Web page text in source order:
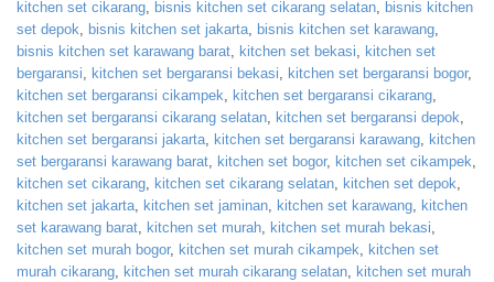
kitchen set cikarang, bisnis kitchen set cikarang selatan, bisnis kitchen
set depok, bisnis kitchen set jakarta, bisnis kitchen set karawang,
bisnis kitchen set karawang barat, kitchen set bekasi, kitchen set
bergaransi, kitchen set bergaransi bekasi, kitchen set bergaransi bogor,
kitchen set bergaransi cikampek, kitchen set bergaransi cikarang,
kitchen set bergaransi cikarang selatan, kitchen set bergaransi depok,
kitchen set bergaransi jakarta, kitchen set bergaransi karawang, kitchen
set bergaransi karawang barat, kitchen set bogor, kitchen set cikampek,
kitchen set cikarang, kitchen set cikarang selatan, kitchen set depok,
kitchen set jakarta, kitchen set jaminan, kitchen set karawang, kitchen
set karawang barat, kitchen set murah, kitchen set murah bekasi,
kitchen set murah bogor, kitchen set murah cikampek, kitchen set
murah cikarang, kitchen set murah cikarang selatan, kitchen set murah